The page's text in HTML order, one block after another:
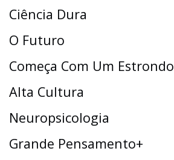
Ciência Dura
O Futuro
Começa Com Um Estrondo
Alta Cultura
Neuropsicologia
Grande Pensamento+